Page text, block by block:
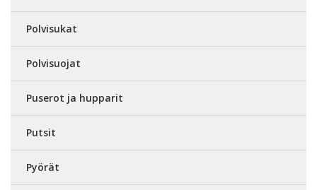
Polvisukat
Polvisuojat
Puserot ja hupparit
Putsit
Pyörät